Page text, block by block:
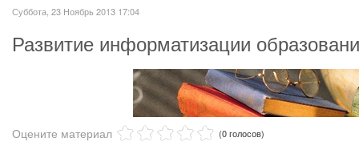
Суббота, 23 Ноябрь 2013 17:04
Развитие информатизации
Оцените материал (0 голосов)